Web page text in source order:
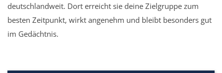
deutschlandweit. Dort erreicht sie deine Zielgruppe zum
besten Zeitpunkt, wirkt angenehm und bleibt besonders gut
im Gedächtnis.